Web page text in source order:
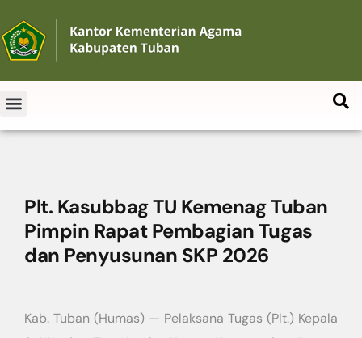
Plt. Kasubbag TU Kemenag Tuban
Pimpin Rapat Pembagian Tugas
dan Penyusunan SKP 2026
Kab. Tuban (Humas) — Pelaksana Tugas (Plt.) Kepala